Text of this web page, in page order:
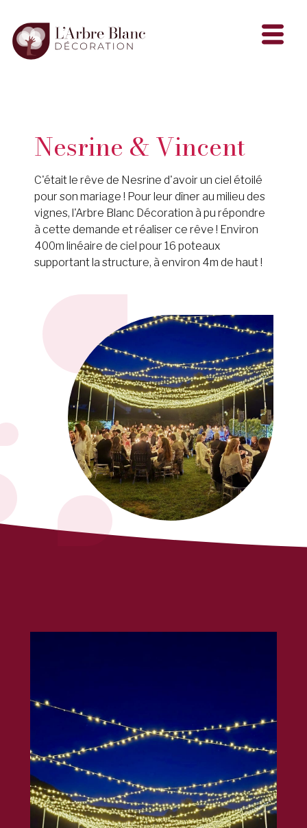
Nesrine & Vincent
C'était le rêve de Nesrine d'avoir un ciel étoilé
pour son mariage ! Pour leur dîner au milieu des
vignes, l'Arbre Blanc Décoration à pu répondre
à cette demande et réaliser ce rêve ! Environ
400m linéaire de ciel pour 16 poteaux
supportant la structure, à environ 4m de haut !